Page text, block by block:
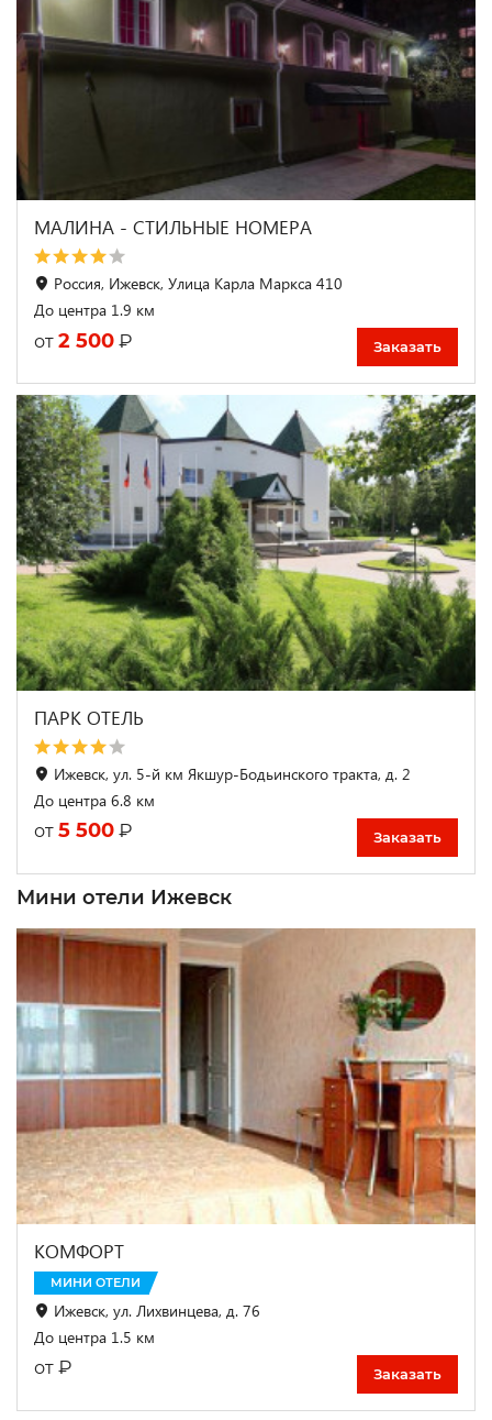
МАЛИНА - СТИЛЬНЫЕ НОМЕРА
Россия, Ижевск, Улица Карла Маркса 410
До центра 1.9 км
от 2 500 ₽ Заказать
ПАРК ОТЕЛЬ
Ижевск, ул. 5-й км Якшур-Бодьинского тракта, д. 2
До центра 6.8 км
от 5 500 ₽ Заказать
Мини отели Ижевск
КОМФОРТ
МИНИ ОТЕЛИ
Ижевск, ул. Лихвинцева, д. 76
До центра 1.5 км
от ₽ Заказать